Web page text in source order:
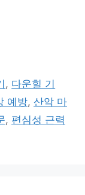
, 다운힐 기
예방, 산악 마
, 편심성 근력